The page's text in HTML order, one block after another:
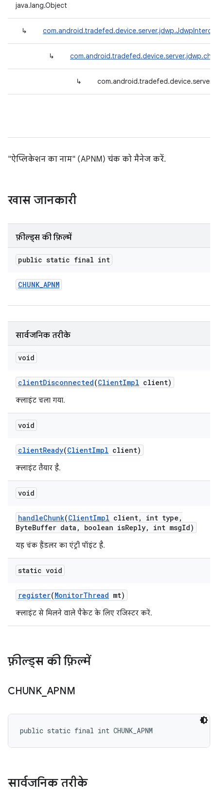
java.lang.Object
↳
↳
↳
"ऐप्लिकेशन का नाम" (APNM) चंक को मैनेज करें.
खास जानकारी
फ़ील्ड्स की फ़िल्में
public static final int
CHUNK_APNM
सार्वजनिक तरीके
void
clientDisconnected(ClientImpl client)
क्लाइंट चला गया.
void
clientReady(ClientImpl client)
क्लाइंट तैयार है.
void
handleChunk(ClientImpl client, int type ,
ByteBuffer data , boolean isReply, int msgId)
यह चंक हैंडलर का एंट्री पॉइंट है.
static void
register(MonitorThread mt)
क्लाइंट से मिलने वाले पैकेट के लिए रजिस्टर करें.
फ़ील्ड्स की फ़िल्में
CHUNK_ APNM
public static final int CHUNK_APNM
सार्वजनिक तरीके